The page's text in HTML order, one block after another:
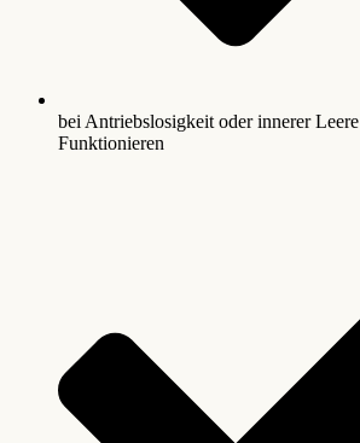
bei Antriebslosigkeit oder innerer
Funktionieren